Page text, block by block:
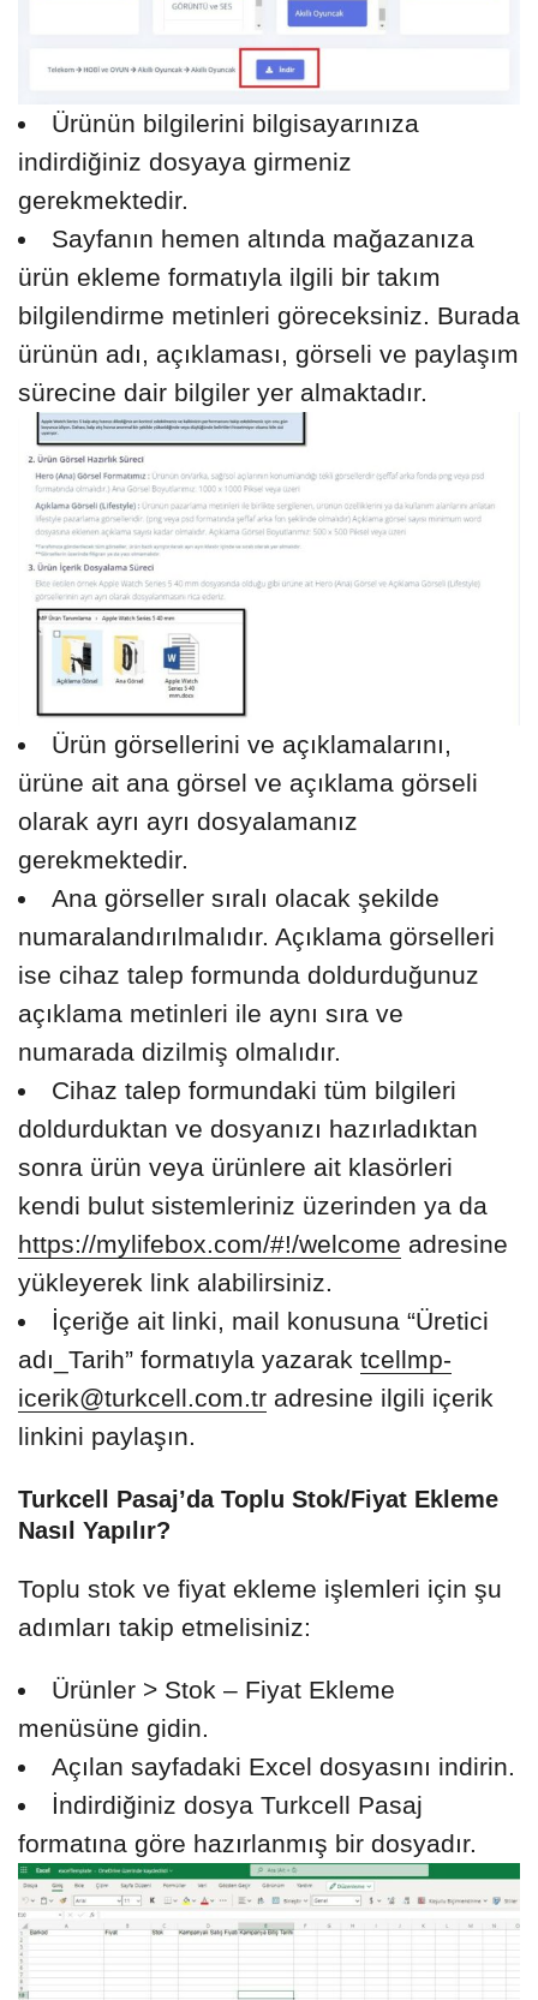
Ürünün bilgilerini bilgisayarınıza
indirdiğiniz dosyaya girmeniz
gerekmektedir.
Sayfanın hemen altında mağazanıza
ürün ekleme formatıyla ilgili bir takım
bilgilendirme metinleri göreceksiniz. Burada
ürünün adı, açıklaması, görseli ve paylaşım
sürecine dair bilgiler yer almaktadır.
Ürün görsellerini ve açıklamalarını,
ürüne ait ana görsel ve açıklama görseli
olarak ayrı ayrı dosyalamanız
gerekmektedir.
Ana görseller sıralı olacak şekilde
numaralandırılmalıdır. Açıklama görselleri
ise cihaz talep formunda doldurduğunuz
açıklama metinleri ile aynı sıra ve
numarada dizilmiş olmalıdır.
Cihaz talep formundaki tüm bilgileri
doldurduktan ve dosyanızı hazırladıktan
sonra ürün veya ürünlere ait klasörleri
kendi bulut sistemleriniz üzerinden ya da
https://mylifebox.com/#!/welcome adresine
yükleyerek link alabilirsiniz.
İçeriğe ait linki, mail konusuna “Üretici
adı_Tarih” formatıyla yazarak tcellmp-
icerik@turkcell.com.tr adresine ilgili içerik
linkini paylaşın.
Turkcell Pasaj’da Toplu Stok/Fiyat Ekleme
Nasıl Yapılır?
Toplu stok ve fiyat ekleme işlemleri için şu
adımları takip etmelisiniz:
Ürünler > Stok – Fiyat Ekleme
menüsüne gidin.
Açılan sayfadaki Excel dosyasını indirin.
İndirdiğiniz dosya Turkcell Pasaj
formatına göre hazırlanmış bir dosyadır.